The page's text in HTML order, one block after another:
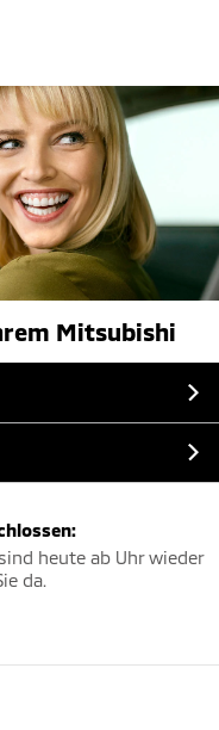
Mitsubishi
heute ab Uhr wieder
da.